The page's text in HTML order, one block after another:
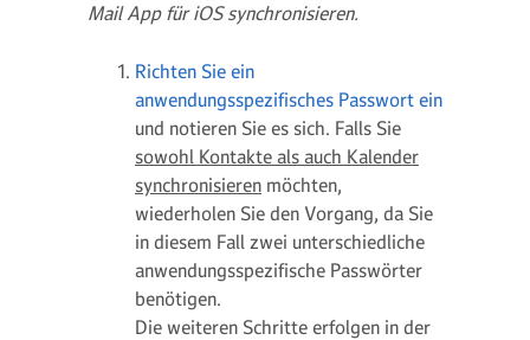
Mail App für iOS synchronisieren.
Richten Sie ein
anwendungsspezifisches Passwort ein
und notieren Sie es sich. Falls Sie
sowohl Kontakte als auch Kalender
synchronisieren möchten,
wiederholen Sie den Vorgang, da Sie
in diesem Fall zwei unterschiedliche
anwendungsspezifische Passwörter
benötigen.
Die weiteren Schritte erfolgen in der